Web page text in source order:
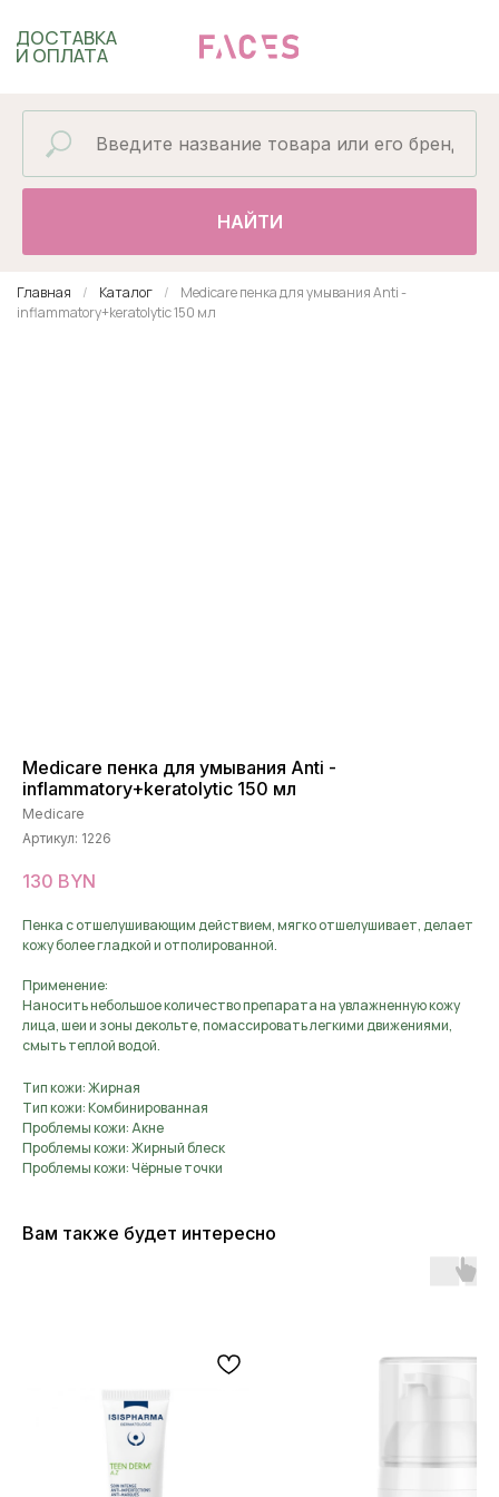
И ОПЛАТА
НАЙТИ
Главная Каталог
Medicare пенка для умывания Anti -
inflammatory+keratolytic 150 мл
Medicare пенка для умывания Anti -
inflammatory+keratolytic 150 мл
Medicare
Артикул: 1226
130 BYN
Пенка с отшелушивающим действием, мягко отшелушивает, делает
кожу более гладкой и отполированной.
Применение:
Наносить небольшое количество препарата на увлажненную кожу
лица, шеи и зоны декольте, помассировать легкими движениями,
смыть теплой водой.
Тип кожи: Жирная
Тип кожи: Комбинированная
Проблемы кожи: Акне
Проблемы кожи: Жирный блеск
Проблемы кожи: Чёрные точки
Вам также будет интересно